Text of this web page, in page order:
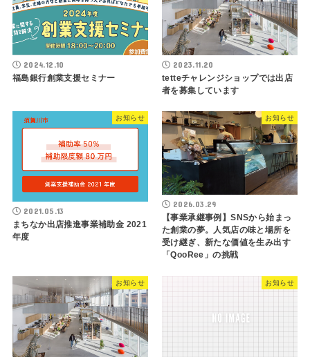
2024.12.10
福島銀行創業支援セミナー
2023.11.20
tetteチャレンジショップでは出店
者を募集しています
お知らせ
2021.05.13
まちなか出店推進事業補助金 2021
年度
お知らせ
2026.03.29
【事業承継事例】SNSから始まっ
た創業の夢。人気店の味と場所を
受け継ぎ、新たな価値を生み出す
「QooRee」の挑戦
お知らせ お知らせ